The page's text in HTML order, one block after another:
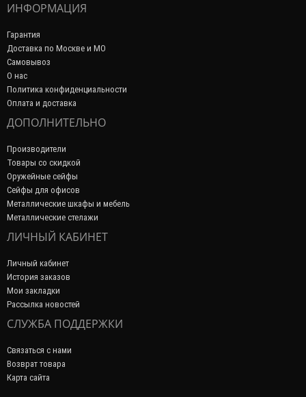
ИНФОРМАЦИЯ
Гарантия
Доставка по Москве и МО
Самовывоз
О нас
Политика конфиденциальности
Оплата и доставка
ДОПОЛНИТЕЛЬНО
Производители
Товары со скидкой
Оружейные сейфы
Сейфы для офисов
Металлические шкафы и мебель
Металлические стелажи
ЛИЧНЫЙ КАБИНЕТ
Личный кабинет
История заказов
Мои закладки
Рассылка новостей
СЛУЖБА ПОДДЕРЖКИ
Связаться с нами
Возврат товара
Карта сайта